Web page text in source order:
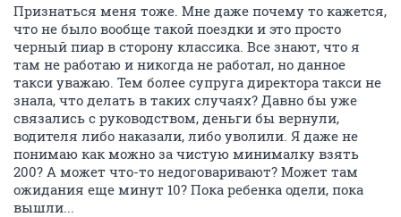
Признаться меня тоже. Мне даже почему то кажется,
что не было вообще такой поездки и это просто
черный пиар в сторону классика. Все знают, что я
там не работаю и никогда не работал, но данное
такси уважаю. Тем более супруга директора такси не
знала, что делать в таких случаях? Давно бы уже
связались с руководством, деньги бы вернули,
водителя либо наказали, либо уволили. Я даже не
понимаю как можно за чистую минималку взять
200? А может что-то недоговаривают? Может там
ожидания еще минут 10? Пока ребенка одели, пока
вышли...